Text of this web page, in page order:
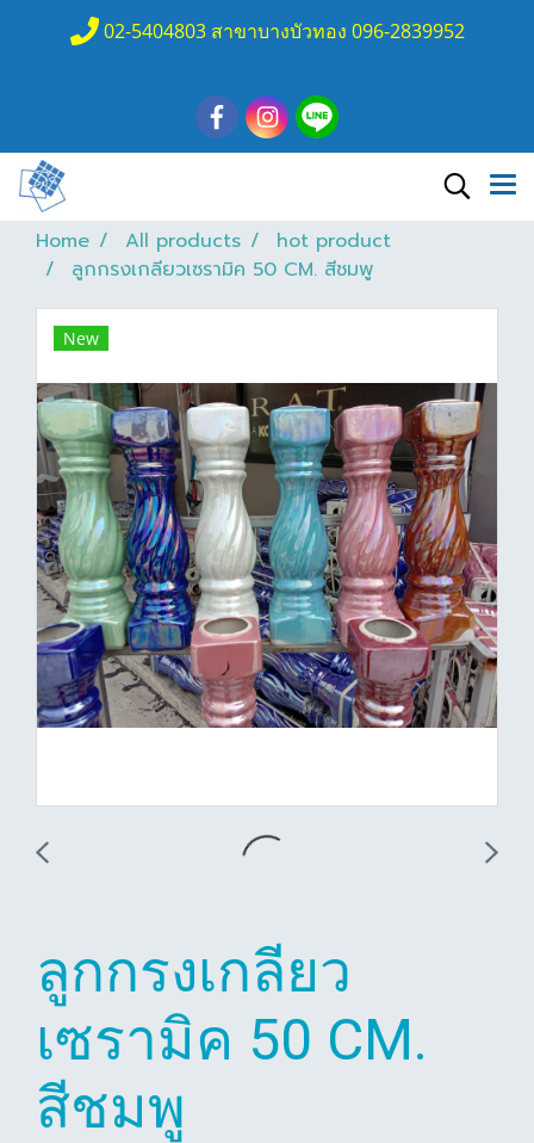
02-5404803 สาขาบางบัวทอง 096-2839952
Home All products
hot product
ลูกกรงเกลียวเซรามิค 50 CM. สีชมพู
New
ลูกกรงเกลียว
เซรามิค 50 CM.
สีชมพู